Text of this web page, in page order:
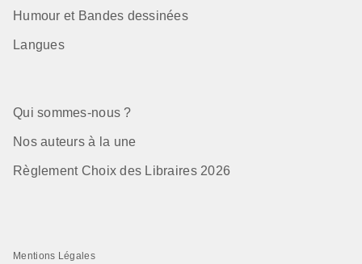
Humour et Bandes dessinées
Langues
Qui sommes-nous ?
Nos auteurs à la une
Règlement Choix des Libraires 2026
Mentions Légales